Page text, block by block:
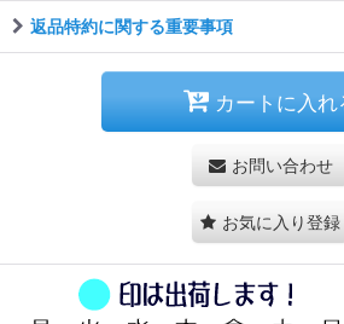
返品特約に関する重要事項
カートに入れ
お問い合わせ
お気に入り登録